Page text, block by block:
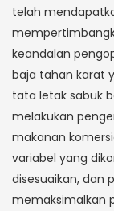
telah
keandalan
baja tahan karat
tata letak sabuk
melakukan
makanan
variabel yang
disesuaikan, dan
memaksimalkan